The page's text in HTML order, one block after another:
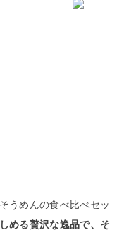
うめんの食べ比べセッ
める贅沢な逸品で、そ